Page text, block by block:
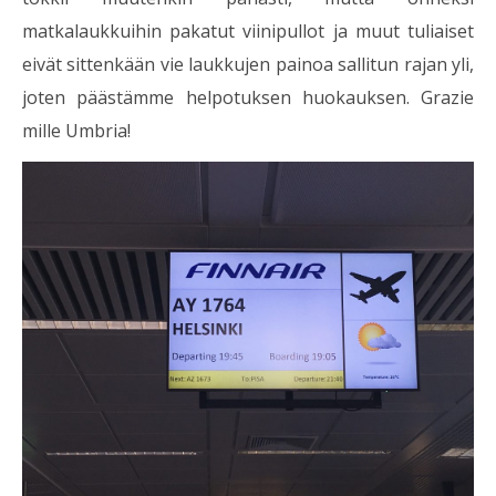
matkalaukkuihin pakatut viinipullot ja muut tuliaiset
eivät sittenkään vie laukkujen painoa sallitun rajan yli,
joten päästämme helpotuksen huokauksen. Grazie
mille Umbria!